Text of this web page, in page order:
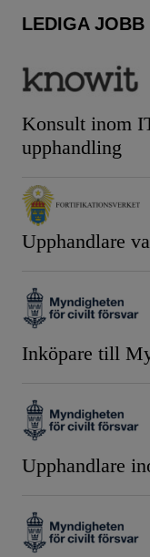
LEDIGA JOBB
Konsult inom
upphandling
Upphandlare
Inköpare till
Upphandlare